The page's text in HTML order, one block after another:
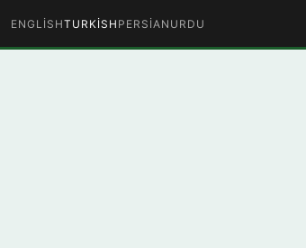
ENGLISHTURKISH PERSIAN URDU